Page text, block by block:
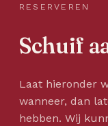
RESERVEREN
Schuif
Laat hieronder
wanneer, dan
hebben. Wij